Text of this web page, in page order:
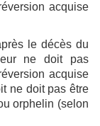
acquise
le décès du
ne doit pas
acquise
ne doit pas être
orphelin (selon